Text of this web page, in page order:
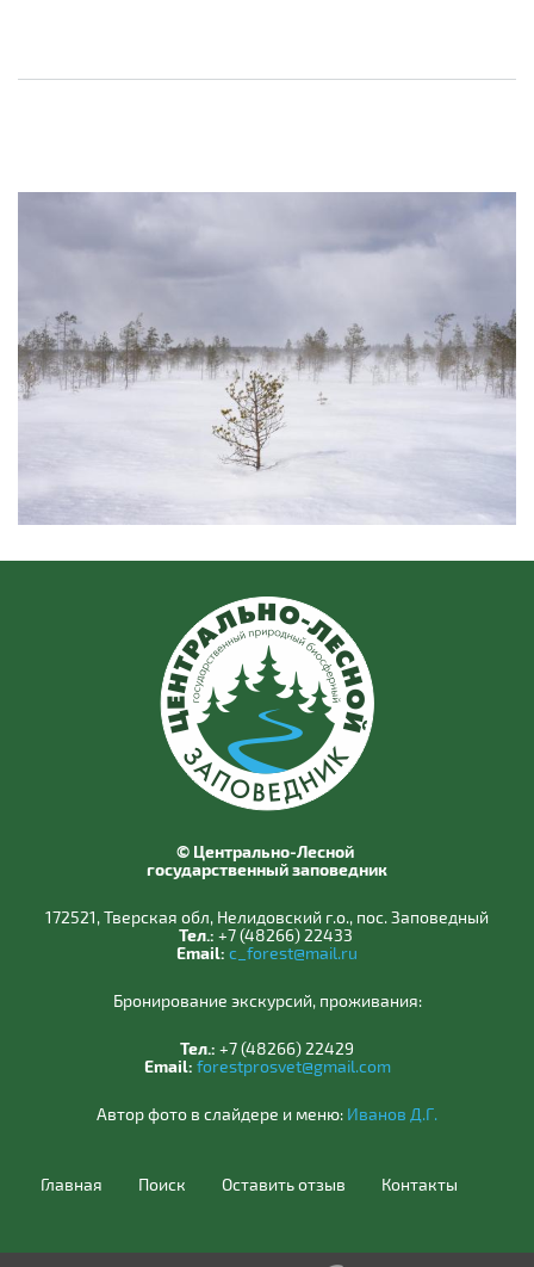
© Центрально-Лесной
государственный заповедник
172521, Тверская обл, Нелидовский г.о., пос. Заповедный
Тел.: +7 (48266) 22433
Email: c_forest@mail.ru
Бронирование экскурсий, проживания:
Тел.: +7 (48266) 22429
Email: forestprosvet@gmail.com
Автор фото в слайдере и меню: Иванов Д.Г.
Главная Поиск Оставить отзыв Контакты